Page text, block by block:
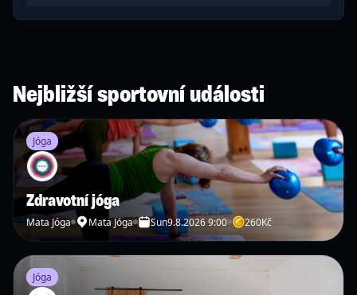
Nejbližší sportovní události
Jóga
Zdravotní jóga
Mata Jóga Mata Jóga Sun9.8.2026 9:00 260Kč
Jóga